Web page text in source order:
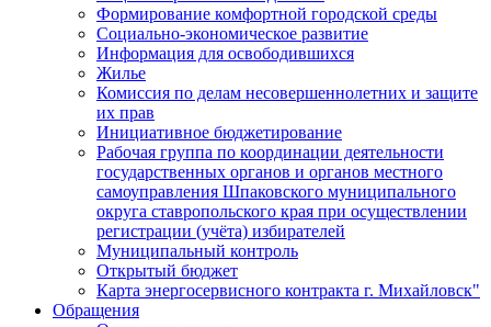
Формирование комфортной городской среды
Социально-экономическое развитие
Информация для освободившихся
Жилье
Комиссия по делам несовершеннолетних и защите
их прав
Инициативное бюджетирование
Рабочая группа по координации деятельности
государственных органов и органов местного
самоуправления Шпаковского муниципального
округа ставропольского края при осуществлении
регистрации (учёта) избирателей
Муниципальный контроль
Открытый бюджет
Карта энергосервисного контракта г. Михайловск"
Обращения